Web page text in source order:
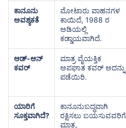
ಕಾನೂನು
ಅವಶ್ಯಕತೆ
ಮೋಟಾರು ವಾಹನಗಳ
ಕಾಯಿದೆ, 1988 ರ
ಅಡಿಯಲ್ಲಿ
ಕಡ್ಡಾಯವಾಗಿದೆ.
ಆಡ್-ಆನ್
ಕವರ್
ಮಾತ್ರ ವೈಯಕ್ತಿಕ
ಅಪಘಾತ ಕವರ್ ಅದನ್ನು
ಪಡೆಯಿರಿ.
ಯಾರಿಗೆ
ಸೂಕ್ತವಾಗಿದೆ?
ಕಾನೂನುಬದ್ಧವಾಗಿ
ರಕ್ಷಿಸಲು ಬಯಸುವವರಿಗೆ
ಮಾತ್ರ.